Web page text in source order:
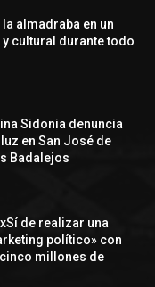
almadraba en un
cultural durante todo
Sidonia denuncia
en San José de
Badalejos
de realizar una
político» con
millones de